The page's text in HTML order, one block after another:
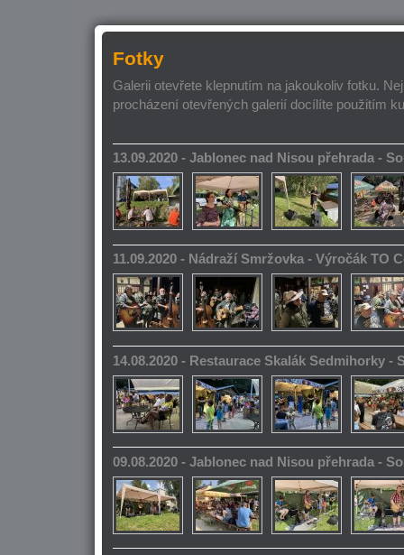
Fotky
Galerii otevřete klepnutím na jakoukoliv fotku.
procházení otevřených galerií docílíte použitím
13.09.2020 - Jablonec nad Nisou přehrada -
11.09.2020 - Nádraží Smržovka - Výročák TO
14.08.2020 - Restaurace Skalák Sedmihorky -
09.08.2020 - Jablonec nad Nisou přehrada -